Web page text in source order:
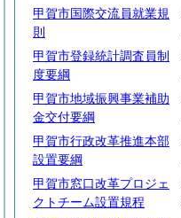
甲賀市国際交流員就業規
則
甲賀市登録統計調査員制
度要綱
甲賀市地域振興事業補助
金交付要綱
甲賀市行政改革推進本部
設置要綱
甲賀市窓口改革プロジェ
クトチーム設置規程